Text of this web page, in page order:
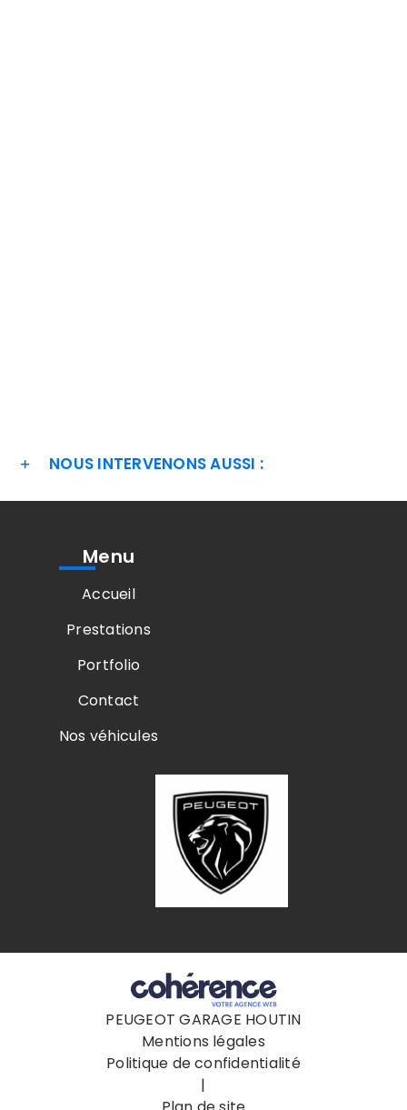
NOUS INTERVENONS AUSSI :
Menu
Accueil
Prestations
Portfolio
Contact
Nos véhicules
PEUGEOT GARAGE HOUTIN
Mentions légales
Politique de confidentialité
|